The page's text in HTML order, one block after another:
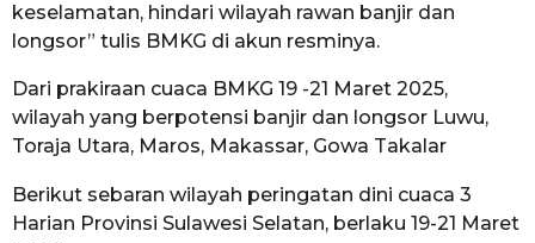
keselamatan, hindari wilayah rawan banjir dan
longsor” tulis BMKG di akun resminya.
Dari prakiraan cuaca BMKG 19 -21 Maret 2025,
wilayah yang berpotensi banjir dan longsor Luwu,
Toraja Utara, Maros, Makassar, Gowa Takalar
Berikut sebaran wilayah peringatan dini cuaca 3
Harian Provinsi Sulawesi Selatan, berlaku 19-21 Maret